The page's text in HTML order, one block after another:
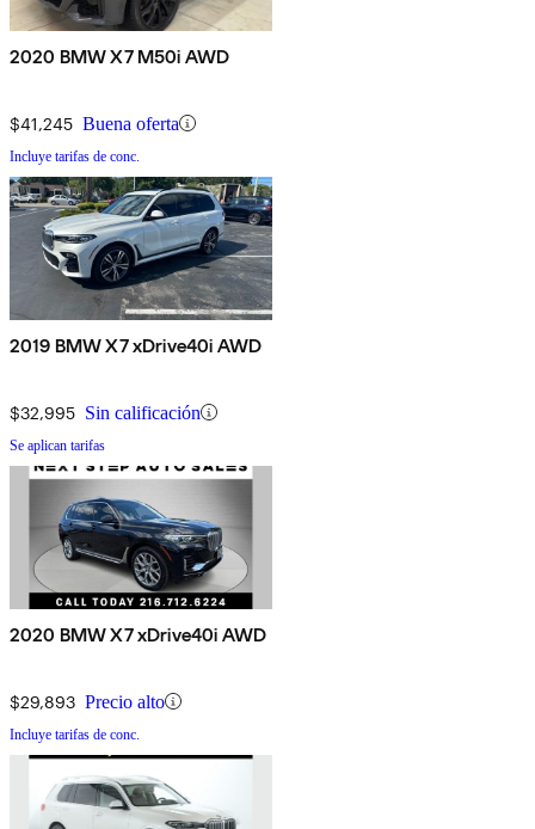
2020 BMW X7 M50i AWD
$41,245 Buena oferta
Incluye tarifas de conc.
2019 BMW X7 xDrive40i AWD
$32,995 Sin calificación
Se aplican tarifas
2020 BMW X7 xDrive40i AWD
$29,893 Precio alto
Incluye tarifas de conc.